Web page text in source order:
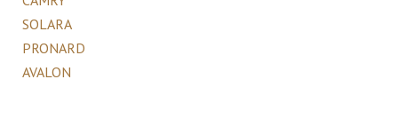
SOLARA
PRONARD
AVALON